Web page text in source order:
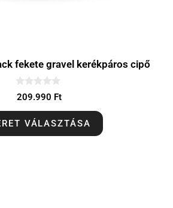
fekete gravel kerékpáros cipő
0
a
z
5
-
b
209.990 Ft
VÁLASZTÁSA